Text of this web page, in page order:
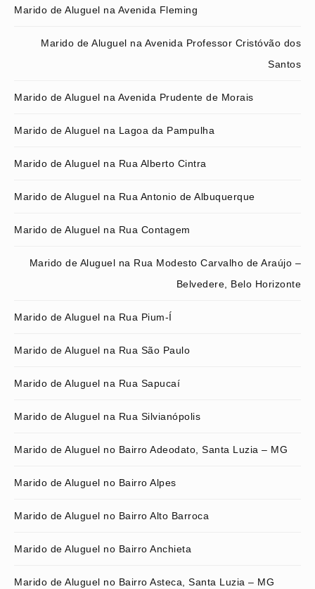
Marido de Aluguel na Avenida Fleming
Marido de Aluguel na Avenida Professor Cristóvão dos
Santos
Marido de Aluguel na Avenida Prudente de Morais
Marido de Aluguel na Lagoa da Pampulha
Marido de Aluguel na Rua Alberto Cintra
Marido de Aluguel na Rua Antonio de Albuquerque
Marido de Aluguel na Rua Contagem
Marido de Aluguel na Rua Modesto Carvalho de Araújo –
Belvedere, Belo Horizonte
Marido de Aluguel na Rua Pium-Í
Marido de Aluguel na Rua São Paulo
Marido de Aluguel na Rua Sapucaí
Marido de Aluguel na Rua Silvianópolis
Marido de Aluguel no Bairro Adeodato, Santa Luzia – MG
Marido de Aluguel no Bairro Alpes
Marido de Aluguel no Bairro Alto Barroca
Marido de Aluguel no Bairro Anchieta
Marido de Aluguel no Bairro Asteca, Santa Luzia – MG